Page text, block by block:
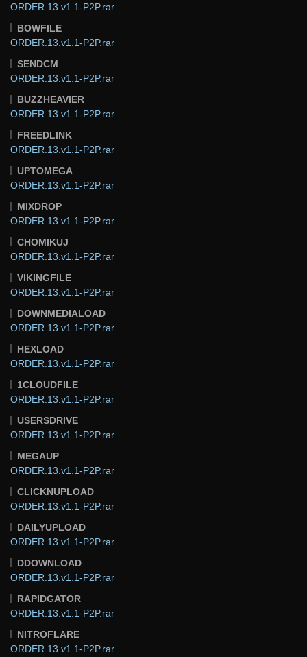
ORDER.13.v1.1-P2P.rar
BOWFILE
ORDER.13.v1.1-P2P.rar
SENDCM
ORDER.13.v1.1-P2P.rar
BUZZHEAVIER
ORDER.13.v1.1-P2P.rar
FREEDLINK
ORDER.13.v1.1-P2P.rar
UPTOMEGA
ORDER.13.v1.1-P2P.rar
MIXDROP
ORDER.13.v1.1-P2P.rar
CHOMIKUJ
ORDER.13.v1.1-P2P.rar
VIKINGFILE
ORDER.13.v1.1-P2P.rar
DOWNMEDIALOAD
ORDER.13.v1.1-P2P.rar
HEXLOAD
ORDER.13.v1.1-P2P.rar
1CLOUDFILE
ORDER.13.v1.1-P2P.rar
USERSDRIVE
ORDER.13.v1.1-P2P.rar
MEGAUP
ORDER.13.v1.1-P2P.rar
CLICKNUPLOAD
ORDER.13.v1.1-P2P.rar
DAILYUPLOAD
ORDER.13.v1.1-P2P.rar
DDOWNLOAD
ORDER.13.v1.1-P2P.rar
RAPIDGATOR
ORDER.13.v1.1-P2P.rar
NITROFLARE
ORDER.13.v1.1-P2P.rar